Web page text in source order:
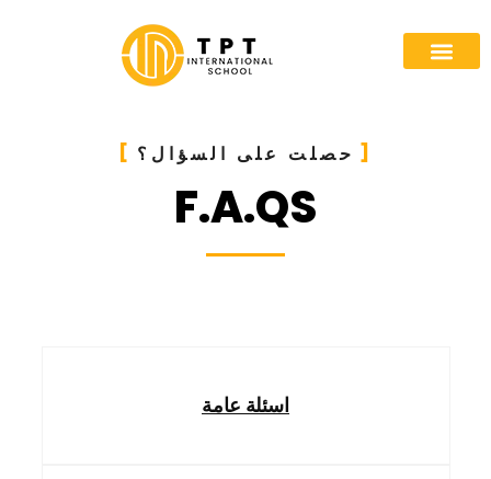
حصلت على السؤال؟
F.A.QS
اسئلة عامة